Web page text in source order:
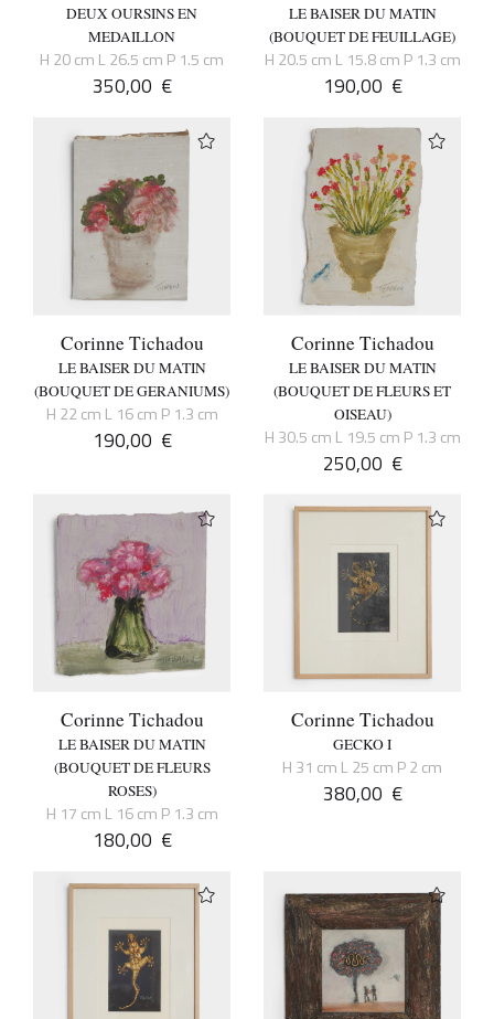
DEUX OURSINS EN
MEDAILLON
H 20 cm L 26.5 cm P 1.5 cm
350,00 €
LE BAISER DU MATIN
(BOUQUET DE FEUILLAGE)
H 20.5 cm L 15.8 cm P 1.3 cm
190,00 €
Corinne Tichadou
LE BAISER DU MATIN
(BOUQUET DE GERANIUMS)
H 22 cm L 16 cm P 1.3 cm
190,00 €
Corinne Tichadou
LE BAISER DU MATIN
(BOUQUET DE FLEURS ET
OISEAU)
H 30.5 cm L 19.5 cm P 1.3 cm
250,00 €
Corinne Tichadou
LE BAISER DU MATIN
(BOUQUET DE FLEURS
ROSES)
H 17 cm L 16 cm P 1.3 cm
180,00 €
Corinne Tichadou
GECKO I
H 31 cm L 25 cm P 2 cm
380,00 €